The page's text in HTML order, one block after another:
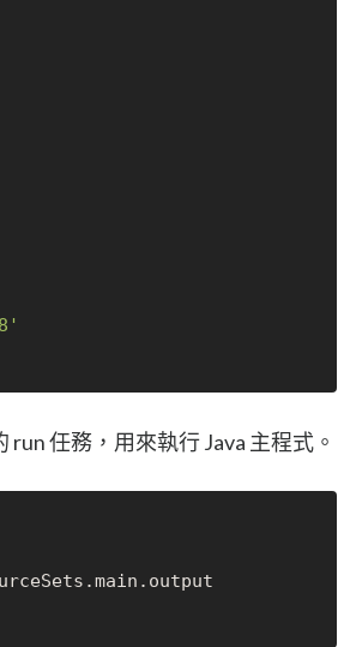
任務，用來執行 Java 主程式。
main . output